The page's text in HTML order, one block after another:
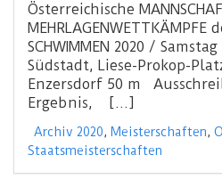
Österreichische
MEHRLAGENWETTKÄMPFE
SCHWIMMEN 2020 /
Südstadt, Liese-Prokop-
Enzersdorf 50 m
Ergebnis, […]
Archiv 2020, Meisterschaften,
Staatsmeisterschaften